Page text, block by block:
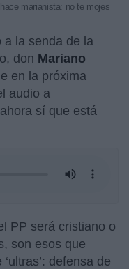
marianista: no te mojes
a la senda de la
don Mariano
en la próxima
audio a
sí que está
PP será cristiano o
son esos que
defensa de